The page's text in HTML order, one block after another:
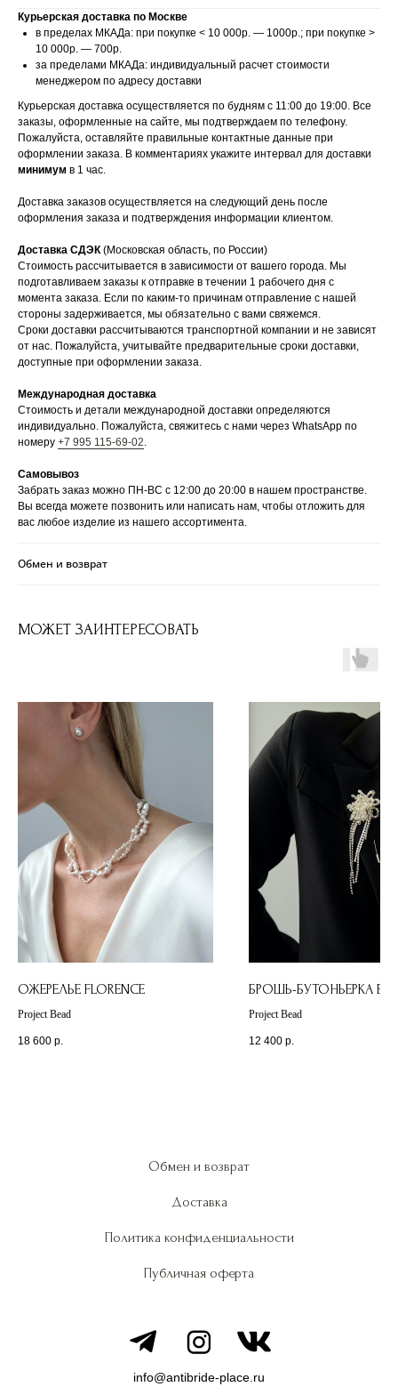
Курьерская доставка по Москве
в пределах МКАДа: при покупке < 10 000р. — 1000р.; при покупке >
10 000р. — 700р.
за пределами МКАДа: индивидуальный расчет стоимости
менеджером по адресу доставки
Курьерская доставка осуществляется по будням с 11:00 до 19:00. Все
заказы, оформленные на сайте, мы подтверждаем по телефону.
Пожалуйста, оставляйте правильные контактные данные при
оформлении заказа. В комментариях укажите интервал для доставки
минимум в 1 час.
Доставка заказов осуществляется на следующий день после
оформления заказа и подтверждения информации клиентом.
Доставка СДЭК(Московская область, по России)
Стоимость рассчитывается в зависимости от вашего города. Мы
подготавливаем заказы к отправке в течении 1 рабочего дня с
момента заказа. Если по каким-то причинам отправление с нашей
стороны задерживается, мы обязательно с вами свяжемся.
Сроки доставки рассчитываются транспортной компании и не зависят
от нас. Пожалуйста, учитывайте предварительные сроки доставки,
доступные при оформлении заказа.
Международная доставка
Стоимость и детали международной доставки определяются
индивидуально. Пожалуйста, свяжитесь с нами через WhatsApp по
номеру +7 995 115-69-02.
Самовывоз
Забрать заказ можно ПН-ВС с 12:00 до 20:00 в нашем пространстве.
Вы всегда можете позвонить или написать нам, чтобы отложить для
вас любое изделие из нашего ассортимента.
Обмен и возврат
МОЖЕТ ЗАИНТЕРЕСОВАТЬ
ОЖЕРЕЛЬЕ FLORENCE
Project Bead
18 600 р.
БРОШЬ-БУТОНЬЕРКА
Project Bead
12 400 р.
Обмен и возврат
Доставка
Политика конфиденциальности
Публичная оферта
info@antibride-place.ru